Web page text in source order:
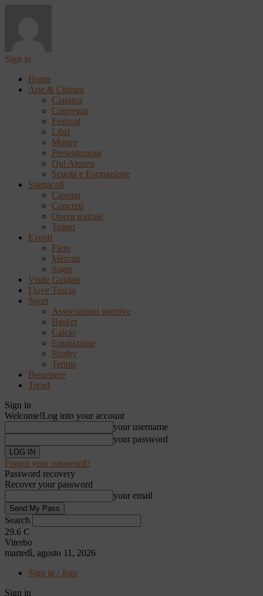
Sign in
Home
Arte & Cultura
Classica
Convegni
Festival
Libri
Mostre
Presentazioni
Qui Ateneo
Scuola e Formazione
Spettacoli
Cinema
Concerti
Opera teatrale
Teatro
Eventi
Fiere
Mercati
Sagre
Visite Guidate
I love Tuscia
Sport
Associazioni sportive
Basket
Calcio
Equitazione
Rugby
Tennis
Benessere
Trend
Sign in
Welcome!Log into your account
your username
your password
Forgot your password?
Password recovery
Recover your password
your email
Search
29.6 C
Viterbo
martedì, agosto 11, 2026
Sign in / Join
Sign in